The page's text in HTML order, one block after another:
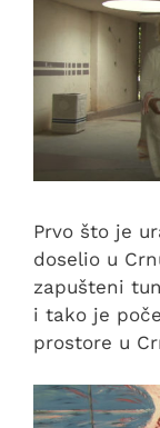
Prvo što je
doselio u
zapušteni
i tako je
prostore u